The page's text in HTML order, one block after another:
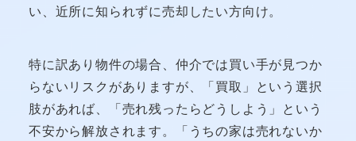
い、近所に知られずに売却したい方向け。
特に訳あり物件の場合、仲介では買い手が見つか
らないリスクがありますが、「買取」という選択
肢があれば、「売れ残ったらどうしよう」という
不安から解放されます。「うちの家は売れないか